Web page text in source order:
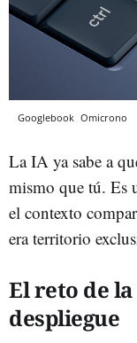
Googlebook Omicrono
La IA ya sabe a
mismo que tú. Es
el contexto
era territorio
El reto de
despliegue